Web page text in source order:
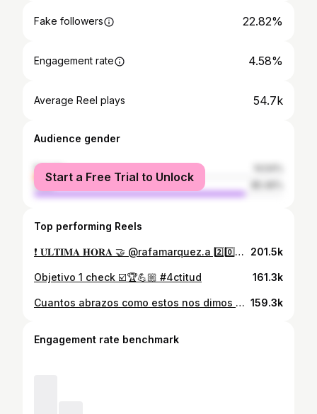
Fake followers 22.82%
Engagement rate 4.58%
Average Reel plays 54.7k
Audience gender
female
male
Start a Free Trial to Unlock
Top performing Reels
❗ 𝐔́𝐋𝐓𝐈𝐌𝐀 𝐇𝐎𝐑𝐀 🤝 @rafamarquez.a 2️⃣0️⃣2️⃣5️⃣ 🆕 Acord per a la renovació del tècnic del #BarçaAtlètic una temporada més 👏🏼 𝗥𝗮𝗳𝗮 𝗠𝗮́𝗿𝗾𝘂𝗲𝘇 continuará al frente del banquillo del Barça Atlètic una temporada más #ForçaBarça 💙❤ 201.5k
Objetivo 1 check ☑️🏆💪🏼 #4ctitud 161.3k
Cuantos abrazos como estos nos dimos después de lanzar un tiro de esquina, un remate y que terminara en gol??? 🤔 😜 #4ctitud 159.3k
Engagement rate benchmark